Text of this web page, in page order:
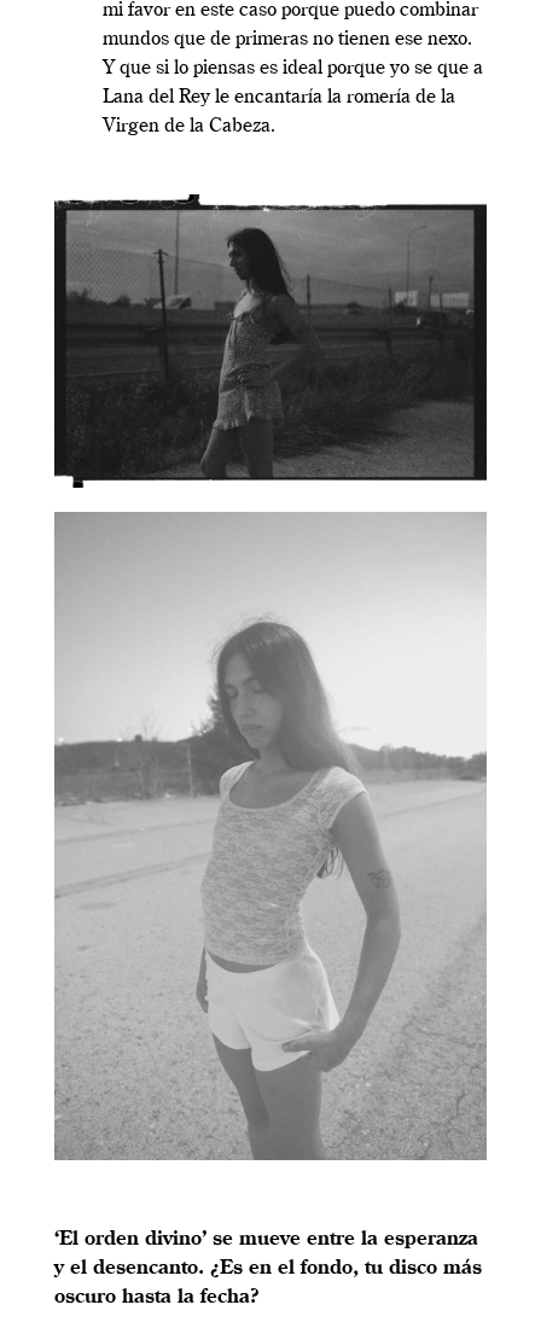
mi favor en este caso porque puedo combinar
mundos que de primeras no tienen ese nexo.
Y que si lo piensas es ideal porque yo se que a
Lana del Rey le encantaría la romería de la
Virgen de la Cabeza.
‘El orden divino’ se mueve entre la esperanza
y el desencanto. ¿Es en el fondo, tu disco más
oscuro hasta la fecha?